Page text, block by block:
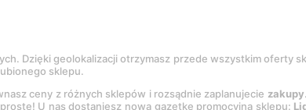
Dzięki geolokalizacji otrzymasz przede wszystkim oferty
sklepu.
ceny z różnych sklepów i rozsądnie zaplanujecie zakupy
U nas dostaniesz nową gazetkę promocyjną sklepu: